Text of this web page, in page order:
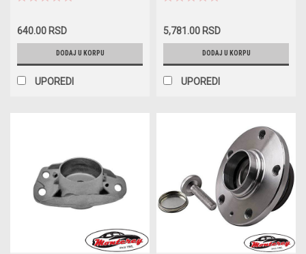
2,Polo Classic,Scirocco,Audi
A3,TT,Skoda
Superb,Yeti,Octavia,Seat
640.00 RSD
DODAJ U KORPU
UPOREDI
5,781.00 RSD
DODAJ U KORPU
UPOREDI